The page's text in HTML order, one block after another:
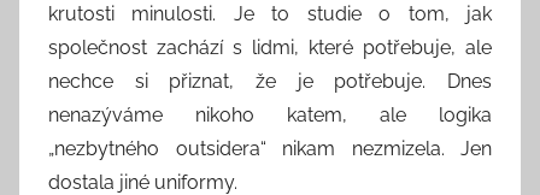
krutosti minulosti. Je to studie o tom, jak
společnost zachází s lidmi, které potřebuje, ale
nechce si přiznat, že je potřebuje. Dnes
nenazýváme nikoho katem, ale logika
„nezbytného outsidera“ nikam nezmizela. Jen
dostala jiné uniformy.